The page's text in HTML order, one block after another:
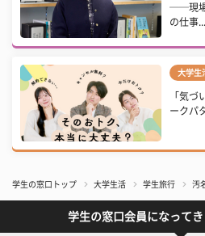
──現場
の仕事...
大学生
「気づ
ークパ
学生の窓口トップ 大学生活 学生旅行 汚
学生の窓口会員になってき